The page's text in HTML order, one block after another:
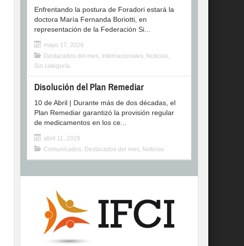
Enfrentando la postura de Foradori estará la
doctora María Fernanda Boriotti, en
representación de la Federación Si...
mayo 17, 2026
Destacados del mes, Internacionales, Noticias,
Sin categoría
Disolución del Plan Remediar
10 de Abril | Durante más de dos décadas, el
Plan Remediar garantizó la provisión regular
de medicamentos en los ce...
abril 11, 2026
Comunicados, Destacados del mes, Noticias